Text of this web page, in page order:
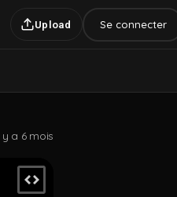
Upload Se connecter
y a 6 mois